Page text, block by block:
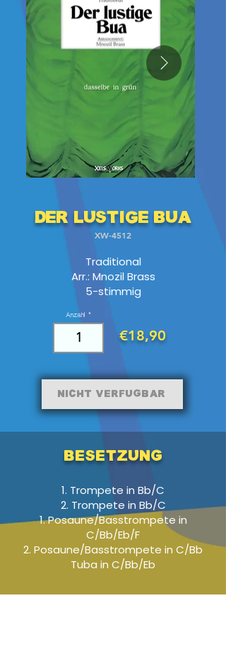
Der lustige Bua
XW-4512
Traditional
Arr.: Mnozil Brass
5-stimmig
Anzahl
€18,90
Nicht verfügbar
Besetzung
1. Trompete in Bb/C
2. Trompete in Bb/C
1. Posaune/Basstrompete in
C/Bb/Eb/F
2. Posaune/Basstrompete in C/Bb
Tuba in C/Bb/Eb